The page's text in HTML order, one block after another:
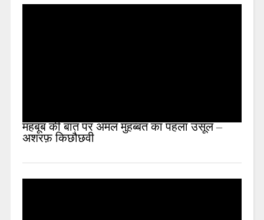
महबूब की बात पर अमल मुहब्बत का पहला उसूल –
अशरफ़ किछौछवी